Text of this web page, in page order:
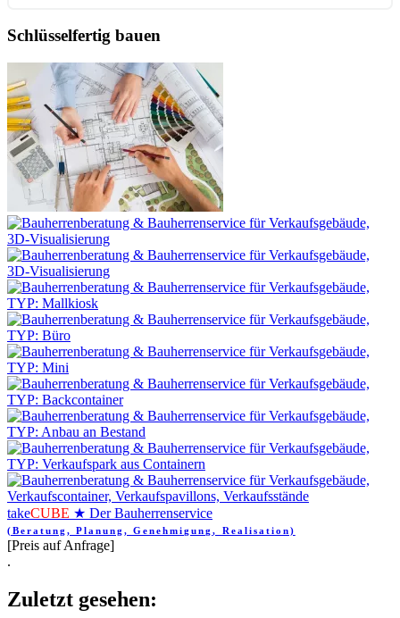
Schlüsselfertig bauen
takeCUBE ★ Der Bauherrenservice
(Beratung, Planung, Genehmigung, Realisation)
[Preis auf Anfrage]
.
Zuletzt gesehen: